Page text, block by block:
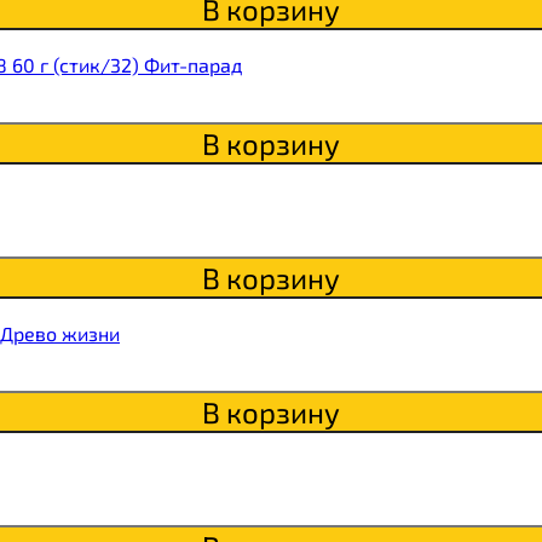
В корзину
60 г (стик/32) Фит-парад
В корзину
В корзину
жизни
В корзину